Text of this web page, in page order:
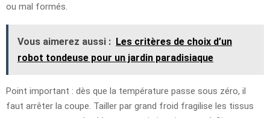
ou mal formés.
Vous aimerez aussi : Les critères de choix d’un
robot tondeuse pour un jardin paradisiaque
Point important : dès que la température passe sous zéro, il
faut arrêter la coupe. Tailler par grand froid fragilise les tissus